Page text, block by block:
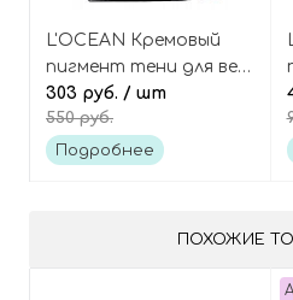
L'OCEAN Кремовый
пигмент тени для век,
оттенок 22 Isabella
Violet, Creamy Pigment
Eye Shadow
303 руб. / шт
550 руб.
Подробнее
ПОХОЖИЕ